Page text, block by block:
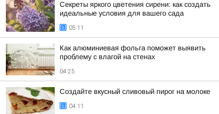
Секреты яркого цветения сирени: как создать
идеальные условия для вашего сада
05:11
Как алюминиевая фольга поможет выявить
проблему с влагой на стенах
04:25
Создайте вкусный сливовый пирог на молоке
04:11